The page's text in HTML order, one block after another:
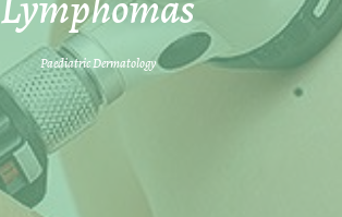
Paediatric Dermatology